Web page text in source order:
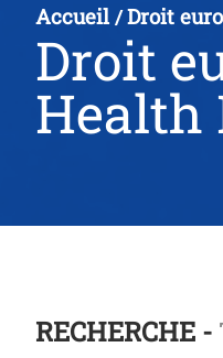
Accueil /Droit
Droit
Health
RECHERCHE -